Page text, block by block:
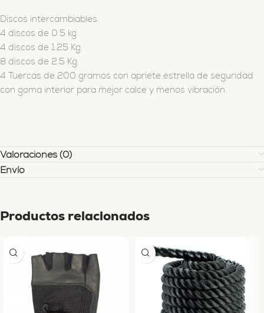
Discos intercambiables.
4 discos de 0.5 kg.
4 discos de 1.25 Kg.
8 discos de 2.5 Kg.
4 Tuercas de 200 gramos con apriete estrella de seguridad
con goma interior para mejor calce y menos vibración.
Valoraciones (0)
Envío
Productos relacionados